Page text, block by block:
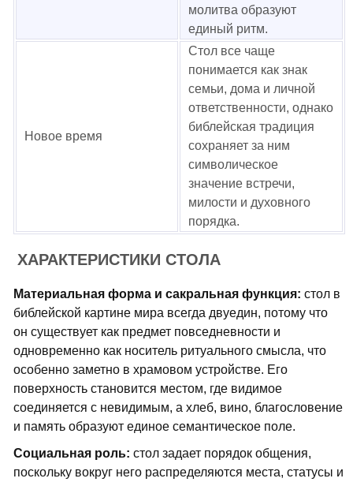
молитва образуют
единый ритм.
Новое время
Стол все чаще
понимается как знак
семьи, дома и личной
ответственности, однако
библейская традиция
сохраняет за ним
символическое
значение встречи,
милости и духовного
порядка.
ХАРАКТЕРИСТИКИ СТОЛА
Материальная форма и сакральная функция: стол в
библейской картине мира всегда двуедин, потому что
он существует как предмет повседневности и
одновременно как носитель ритуального смысла, что
особенно заметно в храмовом устройстве. Его
поверхность становится местом, где видимое
соединяется с невидимым, а хлеб, вино, благословение
и память образуют единое семантическое поле.
Социальная роль: стол задает порядок общения,
поскольку вокруг него распределяются места, статусы и